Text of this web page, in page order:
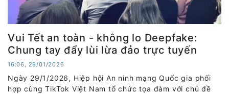
Vui Tết an toàn - không lo Deepfake:
Chung tay đẩy lùi lừa đảo trực tuyến
16:06, 29/01/2026
Ngày 29/1/2026, Hiệp hội An ninh mạng Quốc gia phối
hợp cùng TikTok Việt Nam tổ chức tọa đàm với chủ đề